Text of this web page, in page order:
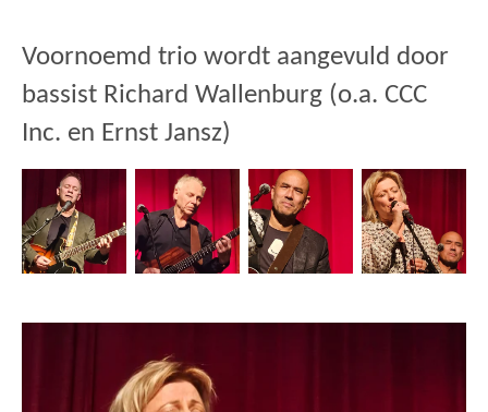
Voornoemd trio wordt aangevuld door
bassist Richard Wallenburg (o.a. CCC
Inc. en Ernst Jansz)